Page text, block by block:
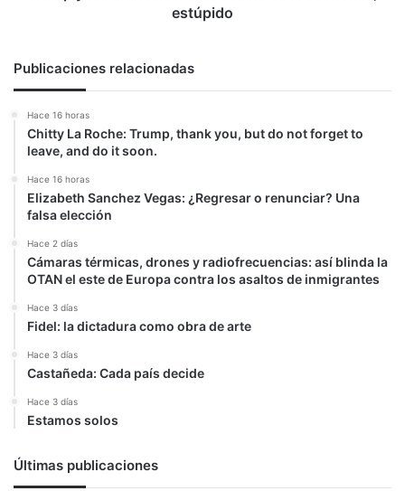
estúpido
Publicaciones relacionadas
Hace 16 horas
Chitty La Roche: Trump, thank you, but do not forget to
leave, and do it soon.
Hace 16 horas
Elizabeth Sanchez Vegas: ¿Regresar o renunciar? Una
falsa elección
Hace 2 días
Cámaras térmicas, drones y radiofrecuencias: así blinda la
OTAN el este de Europa contra los asaltos de inmigrantes
Hace 3 días
Fidel: la dictadura como obra de arte
Hace 3 días
Castañeda: Cada país decide
Hace 3 días
Estamos solos
Últimas publicaciones